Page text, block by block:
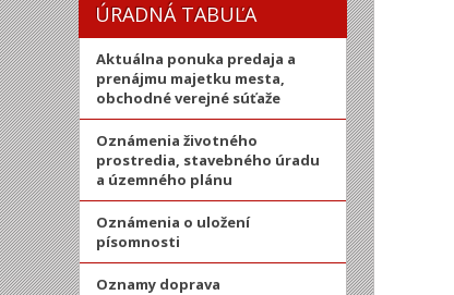
ÚRADNÁ TABUĽA
Aktuálna ponuka predaja a
prenájmu majetku mesta,
obchodné verejné súťaže
Oznámenia životného
prostredia, stavebného úradu
a územného plánu
Oznámenia o uložení
písomnosti
Oznamy doprava